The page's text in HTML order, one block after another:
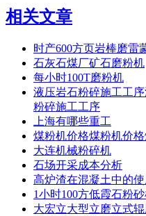
相关文章
时产600方页岩棒磨雷
石灰石煤厂矿石磨粉机
每小时100T磨粉机
液压岩石粉碎施工工
粉碎施工工序
上海有哪些重工
煤粉机价格煤粉机价
大连机械粉碎机
石场开采成本分析
高炉渣在混凝土中的使
1小时100方低霞石粉
大宏立大型立磨立式